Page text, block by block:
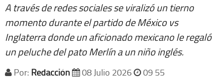
A través de redes sociales se viralizó un tierno
momento durante el partido de México vs
Inglaterra donde un aficionado mexicano le regaló
un peluche del pato Merlín a un niño inglés.
Por: Redacción 08 Julio 2026 09 55